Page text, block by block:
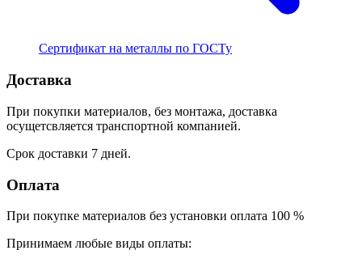
Сертификат на металлы по ГОСТу
Доставка
При покупки материалов, без монтажа, доставка
осущетсвляется транспортной компанией.
Срок доставки 7 дней.
Оплата
При покупке материалов без установки оплата 100 %
Принимаем любые виды оплаты: